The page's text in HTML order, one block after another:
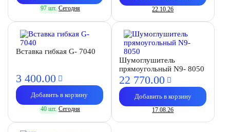
97 шт. Сегодня 22.10.26
Вставка гибкая G- 7040
3 400.00
Добавить в корзину
40 шт. Сегодня
Шумоглушитель
прямоугольный N9- 8050
22 770.00
Добавить в корзину
17.08.26